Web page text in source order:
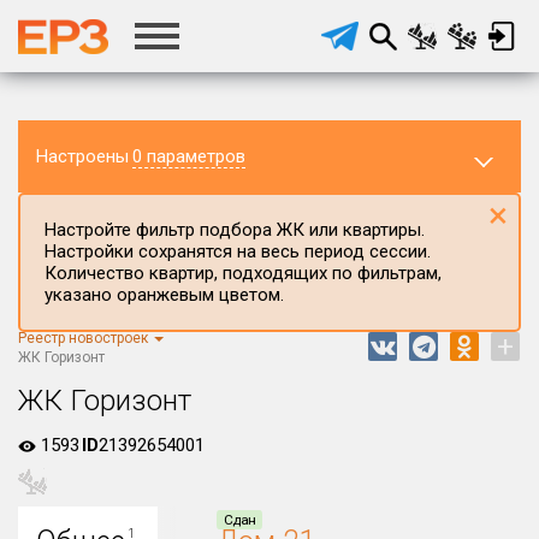
Настроены 0 параметров
Регион ЖК
Район в регионе
Все
Населённый пункт
Настройте фильтр подбора ЖК или квартиры.
Настройки сохранятся на весь период сессии.
Количество квартир, подходящих по фильтрам,
указано оранжевым цветом.
×
Реестр новостроек
ЖК Горизонт
+
ЖК Горизонт
1593 ID21392654001
1
Сдан